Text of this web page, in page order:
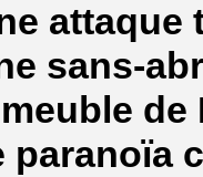
sans-
paranoïa